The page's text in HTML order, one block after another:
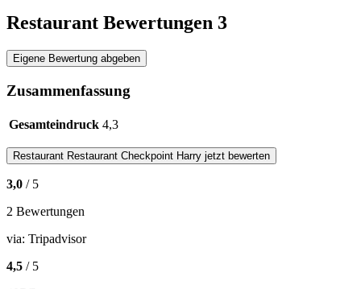
Restaurant Bewertungen 3
Eigene Bewertung abgeben
Zusammenfassung
Gesamteindruck 4,3
Restaurant Restaurant Checkpoint Harry jetzt bewerten
3,0 / 5
2 Bewertungen
via: Tripadvisor
4,5 / 5